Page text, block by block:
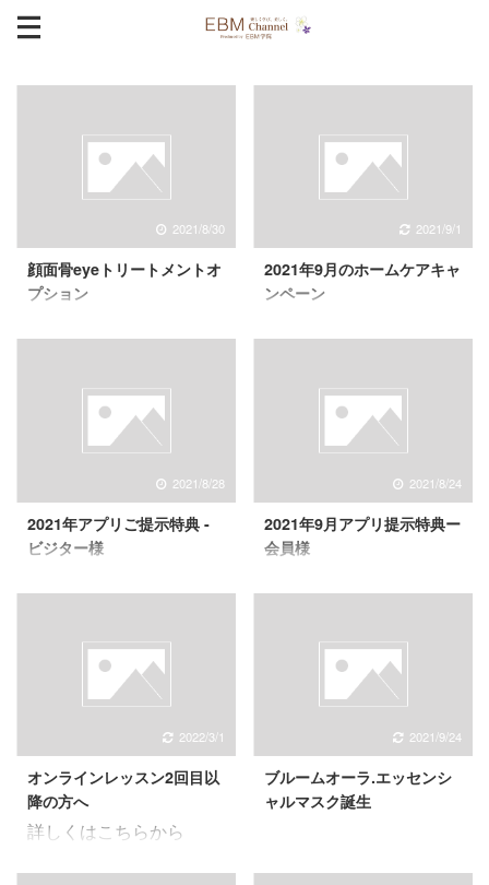
2021/8/30
顔面骨eyeトリートメントオ
プション
2021/9/1
2021年9月のホームケアキャ
ンペーン
2021/8/28
2021年アプリご提示特典 -
ビジター様
2021/8/24
2021年9月アプリ提示特典ー
会員様
2022/3/1
オンラインレッスン2回目以
降の方へ
詳しくはこちらから
2021/9/24
ブルームオーラ.エッセンシ
ャルマスク誕生